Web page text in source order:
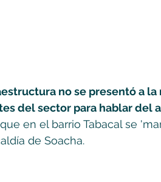
no se presentó a
del sector para hablar del
en el barrio Tabacal se
de Soacha.